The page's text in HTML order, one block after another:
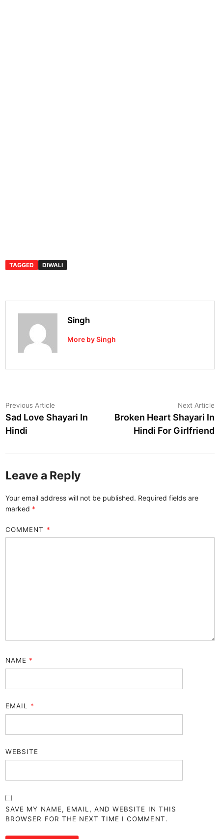
TAGGED DIWALI
Singh
More by Singh
Post
navigation
Previous Article
article:
Sad Love Shayari In
Hindi
Next Article
Broken Heart Shayari In
Hindi For Girlfriend
Leave a Reply
Your email address will not be published. Required fields are
marked *
COMMENT *
NAME *
EMAIL *
WEBSITE
SAVE MY NAME, EMAIL, AND WEBSITE IN THIS
BROWSER FOR THE NEXT TIME I COMMENT.